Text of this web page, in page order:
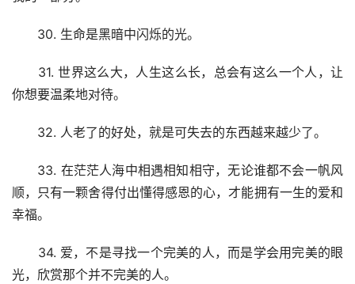
30. 生命是黑暗中闪烁的光。
31. 世界这么大，人生这么长，总会有这么一个人，让
你想要温柔地对待。
32. 人老了的好处，就是可失去的东西越来越少了。
33. 在茫茫人海中相遇相知相守，无论谁都不会一帆风
顺，只有一颗舍得付出懂得感恩的心，才能拥有一生的爱和
幸福。
34. 爱，不是寻找一个完美的人，而是学会用完美的眼
光，欣赏那个并不完美的人。